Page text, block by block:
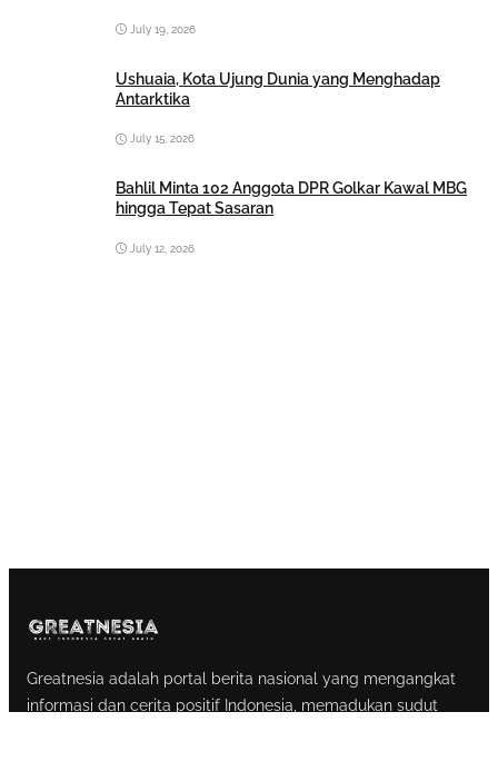
July 19, 2026
Ushuaia, Kota Ujung Dunia yang Menghadap
Antarktika
July 15, 2026
Bahlil Minta 102 Anggota DPR Golkar Kawal MBG
hingga Tepat Sasaran
July 12, 2026
Greatnesia adalah portal berita nasional yang mengangkat
informasi dan cerita positif Indonesia, memadukan sudut